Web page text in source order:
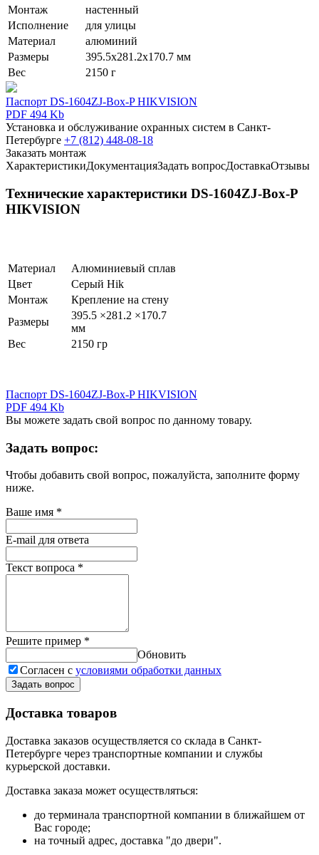
Монтаж
настенный
Исполнение
для улицы
Материал
алюминий
Размеры
395.5х281.2х170.7 мм
Вес
2150 г
Паспорт DS-1604ZJ-Box-P HIKVISION
PDF 494 Kb
Установка и обслуживание охранных систем в Санкт-
Петербурге +7 (812) 448-08-18
Заказать монтаж
ХарактеристикиДокументацияЗадать вопросДоставкаОтзывы
Технические характеристики DS-1604ZJ-Box-P
HIKVISION
Материал
Алюминиевый сплав
Цвет
Серый Hik
Монтаж
Крепление на стену
Размеры
395.5 ×281.2 ×170.7
мм
Вес
2150 гр
Паспорт DS-1604ZJ-Box-P HIKVISION
PDF 494 Kb
Вы можете задать свой вопрос по данному товару.
Задать вопрос:
Чтобы добавить свой вопрос, пожалуйста, заполните форму
ниже.
Ваше имя *
E-mail для ответа
Текст вопроса *
Решите пример *
Обновить
Согласен с условиями обработки данных
Задать вопрос
Доставка товаров
Доставка заказов осуществляется со склада в Санкт-
Петербурге через транспортные компании и службы
курьерской доставки.
Доставка заказа может осуществляться:
до терминала транспортной компании в ближайшем от
Вас городе;
на точный адрес, доставка "до двери".